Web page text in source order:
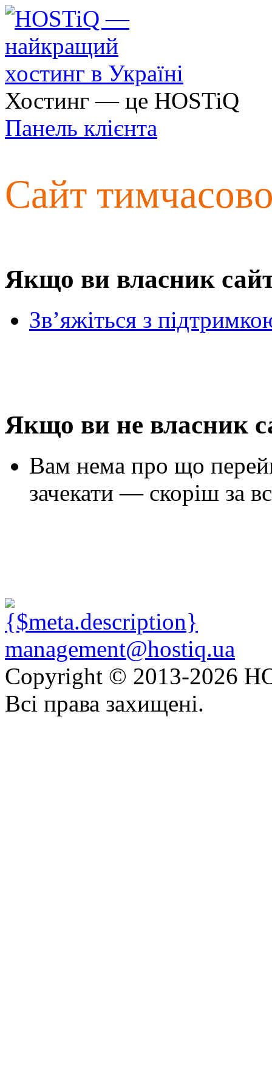
Хостинг — це HOSTiQ
Панель клієнта
Сайт
Якщо ви власник
Зв’яжіться з
Якщо ви не власник
Вам нема про що
зачекати — скоріш за
management@hostiq.ua
Copyright © 2013-2026
Всі права захищені.